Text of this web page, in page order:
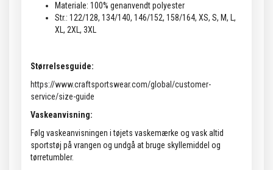
Materiale: 100% genanvendt polyester
Str.: 122/128, 134/140, 146/152, 158/164, XS, S, M, L,
XL, 2XL, 3XL
Størrelsesguide:
https://www.craftsportswear.com/global/customer-
service/size-guide
Vaskeanvisning:
Følg vaskeanvisningen i tøjets vaskemærke og vask altid
sportstøj på vrangen og undgå at bruge skyllemiddel og
tørretumbler.